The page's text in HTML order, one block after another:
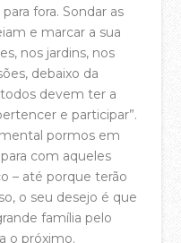
fora. Sondar as
e marcar a sua
nos jardins, nos
debaixo da
devem ter a
e participar”.
pormos em
com aqueles
– até porque terão
o seu desejo é que
família pelo
o próximo.